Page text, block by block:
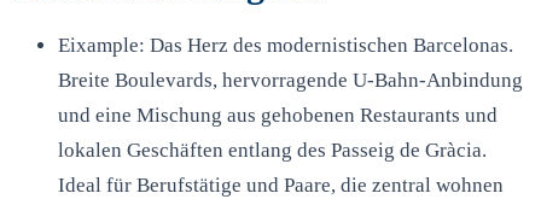
Eixample: Das Herz des modernistischen Barcelonas.
Breite Boulevards, hervorragende U-Bahn-Anbindung
und eine Mischung aus gehobenen Restaurants und
lokalen Geschäften entlang des Passeig de Gràcia.
Ideal für Berufstätige und Paare, die zentral wohnen